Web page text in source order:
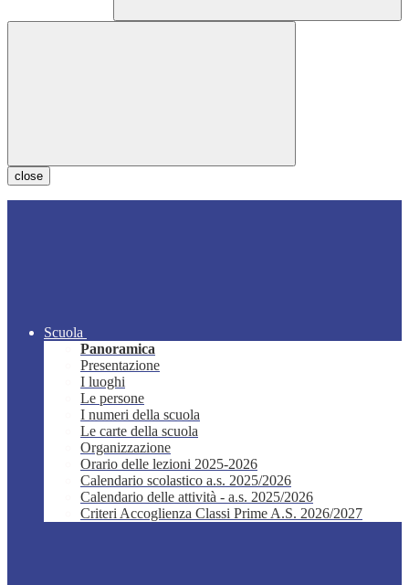
close
Scuola
Panoramica
Presentazione
I luoghi
Le persone
I numeri della scuola
Le carte della scuola
Organizzazione
Orario delle lezioni 2025-2026
Calendario scolastico a.s. 2025/2026
Calendario delle attività - a.s. 2025/2026
Criteri Accoglienza Classi Prime A.S. 2026/2027